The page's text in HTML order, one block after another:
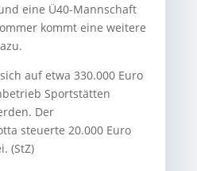
eine Ü40-Mannschaft
kommt eine weitere
auf etwa 330.000 Euro
Sportstätten
Der
steuerte 20.000 Euro
(StZ)